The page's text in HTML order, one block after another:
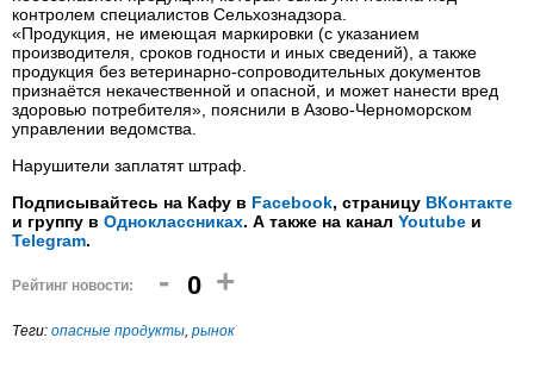
контролем специалистов Сельхознадзора.
«Продукция, не имеющая маркировки (с указанием
производителя, сроков годности и иных сведений), а также
продукция без ветеринарно-сопроводительных документов
признаётся некачественной и опасной, и может нанести вред
здоровью потребителя», пояснили в Азово-Черноморском
управлении ведомства.
Нарушители заплатят штраф.
Подписывайтесь на Кафу в Facebook, страницу ВКонтакте
и группу в Одноклассниках. А также на канал Youtube и
Telegram.
Рейтинг новости: - 0 +
Теги: опасные продукты, рынок